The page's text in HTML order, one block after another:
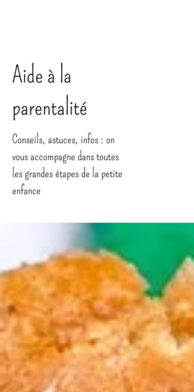
Aide à la
parentalité
Conseils, astuces, infos : on
vous accompagne dans toutes
les grandes étapes de la petite
enfance